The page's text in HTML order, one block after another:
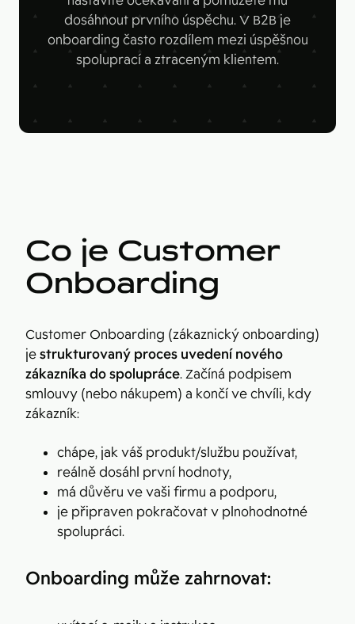
Collabim
ActiveCampaign
dosáhnout prvního úspěchu. V B2B je
onboarding často rozdílem mezi úspěšnou
spoluprací a ztraceným klientem.
Co je Customer
Onboarding
Customer Onboarding (zákaznický onboarding)
jestrukturovaný proces uvedení nového
zákazníka do spolupráce. Začíná podpisem
smlouvy (nebo nákupem) a končí ve chvíli, kdy
zákazník:
chápe, jak váš produkt/službu používat,
reálně dosáhl první hodnoty,
má důvěru ve vaši firmu a podporu,
je připraven pokračovat v plnohodnotné
spolupráci.
Onboarding může zahrnovat: